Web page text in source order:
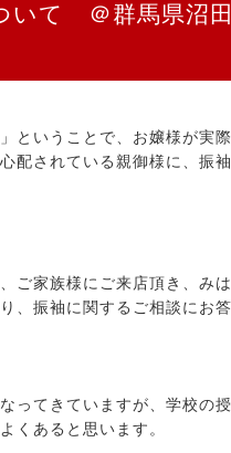
いて ＠群馬県沼
ということで、お嬢様が実
配されている親御様に、振
ご家族様にご来店頂き、み
、振袖に関するご相談にお
ってきていますが、学校の
くあると思います。